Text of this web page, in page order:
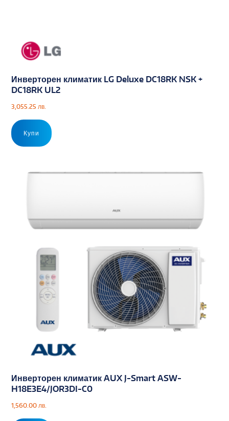
Инверторен климатик LG Deluxe DC18RK NSK +
DC18RK UL2
3,055.25 лв.
Купи
Инверторен климатик AUX J-Smart ASW-
H18E3E4/JOR3DI-C0
1,560.00 лв.